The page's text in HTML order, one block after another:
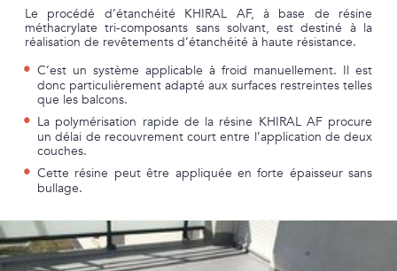
Le procédé d’étanchéité KHIRAL AF, à base de résine
méthacrylate tri-composants sans solvant, est destiné à la
réalisation de revêtements d’étanchéité à haute résistance.
C’est un système applicable à froid manuellement. Il est
donc particulièrement adapté aux surfaces restreintes telles
que les balcons.
La polymérisation rapide de la résine KHIRAL AF procure
un délai de recouvrement court entre l’application de deux
couches.
Cette résine peut être appliquée en forte épaisseur sans
bullage.